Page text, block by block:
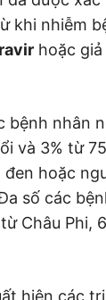
khi nhiễm
hoặc
nhân
và 3% từ
hoặc
số các
Châu Phi,